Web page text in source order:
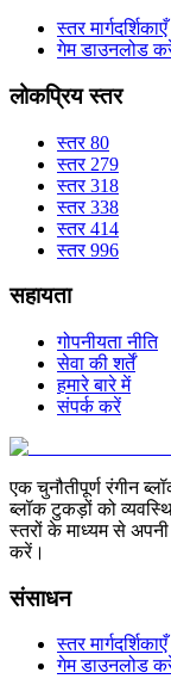
स्तर मार्गदर्शिकाएँ
गेम डाउनलोड
लोकप्रिय स्तर
स्तर 80
स्तर 279
स्तर 318
स्तर 338
स्तर 414
स्तर 996
सहायता
गोपनीयता नीति
सेवा की शर्तें
हमारे बारे में
संपर्क करें
एक चुनौतीपूर्ण रंगीन
ब्लॉक टुकड़ों को
स्तरों के माध्यम से
करें।
संसाधन
स्तर मार्गदर्शिकाएँ
गेम डाउनलोड